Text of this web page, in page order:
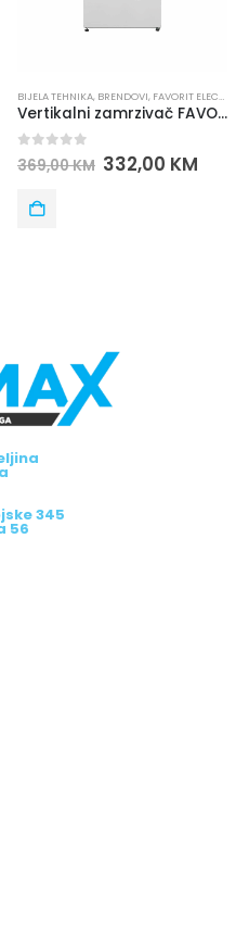
BRENDOVI,FAVORIT ELECTRONICS ,ZAMRZIVAČI
Vertikalni zamrzivač FAVORIT F 1005
332,00KM
BIJELA TEHNIKA,
0out of 5
673,00
345
56